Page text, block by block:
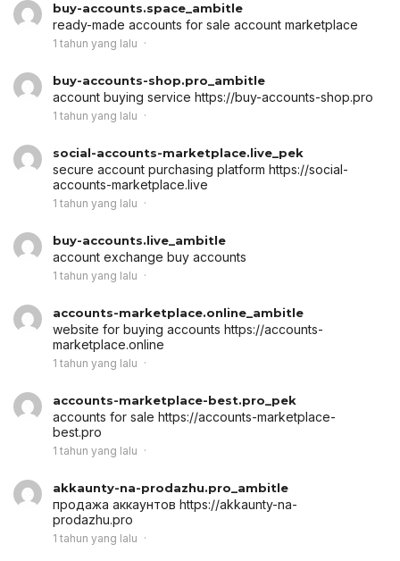
buy-accounts.space_ambitle
ready-made accounts for sale account marketplace
1 tahun yang lalu
buy-accounts-shop.pro_ambitle
account buying service https://buy-accounts-shop.pro
1 tahun yang lalu
social-accounts-marketplace.live_pek
secure account purchasing platform https://social-
accounts-marketplace.live
1 tahun yang lalu
buy-accounts.live_ambitle
account exchange buy accounts
1 tahun yang lalu
accounts-marketplace.online_ambitle
website for buying accounts https://accounts-
marketplace.online
1 tahun yang lalu
accounts-marketplace-best.pro_pek
accounts for sale https://accounts-marketplace-
best.pro
1 tahun yang lalu
akkaunty-na-prodazhu.pro_ambitle
продажа аккаунтов https://akkaunty-na-
prodazhu.pro
1 tahun yang lalu